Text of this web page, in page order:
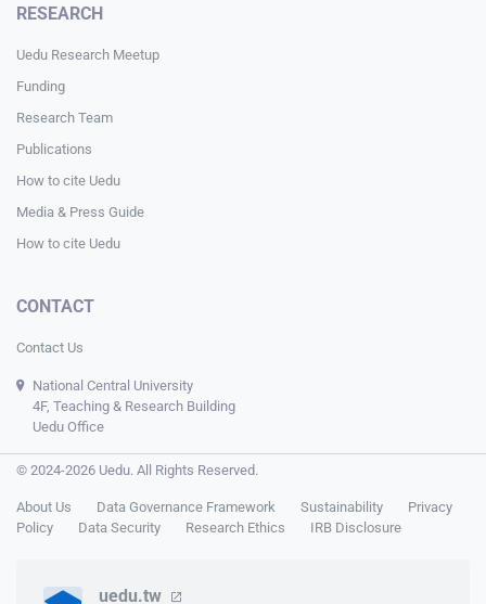
RESEARCH
Uedu Research Meetup
Funding
Research Team
Publications
How to cite Uedu
Media & Press Guide
How to cite Uedu
CONTACT
Contact Us
National Central University
4F, Teaching & Research Building
Uedu Office
© 2024-2026 Uedu. All Rights Reserved.
About Us Data Governance Framework Sustainability
Privacy
Policy
Data Security Research Ethics IRB Disclosure
uedu.tw